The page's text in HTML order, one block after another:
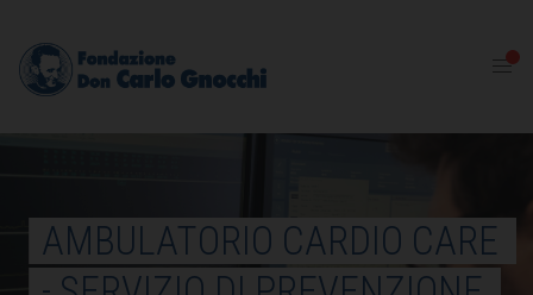
AMBULATORIO CARDIO CARE